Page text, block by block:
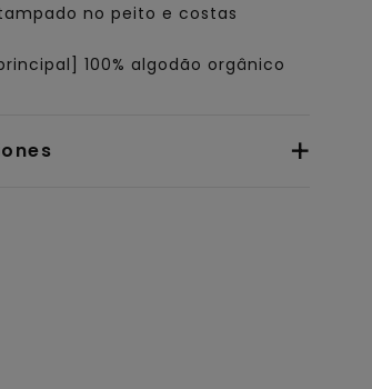
no peito e costas
100% algodão orgânico